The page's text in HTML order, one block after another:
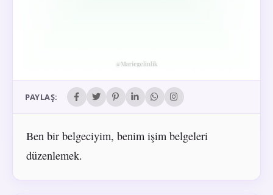
PAYLAŞ:
Ben bir belgeciyim, benim işim belgeleri
düzenlemek.